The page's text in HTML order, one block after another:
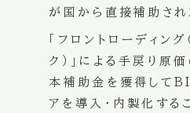
が国から直接補助され
「フロントローディン
ク）」による手戻り原価
本補助金を獲得して
アを導入・内製化する